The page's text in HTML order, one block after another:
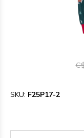
SKU: F25P17-2